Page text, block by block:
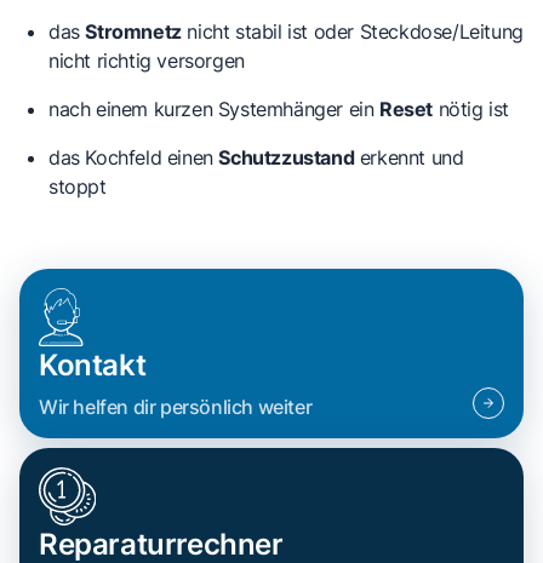
dasStromnetznicht stabil ist oder Steckdose/Leitung
nicht richtig versorgen
nach einem kurzen Systemhänger ein Reset nötig ist
das Kochfeld einenSchutzzustanderkennt und
stoppt
Kontakt
Wir helfen dir persönlich weiter
Reparaturrechner